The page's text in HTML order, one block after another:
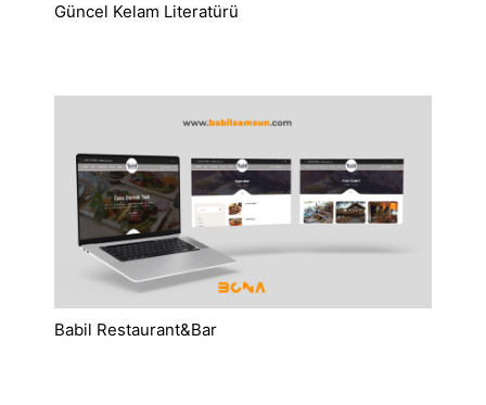
Güncel Kelam Literatürü
Babil Restaurant&Bar